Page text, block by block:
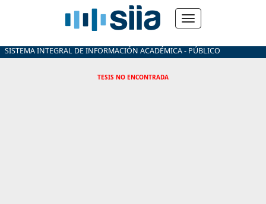
SISTEMA INTEGRAL DE INFORMACIÓN ACADÉMICA - PÚBLICO
TESIS NO ENCONTRADA